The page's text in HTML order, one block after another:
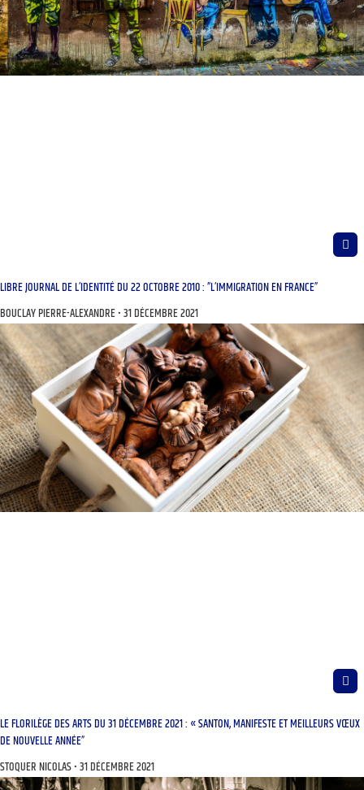
LIBRE JOURNAL DE L’IDENTITÉ DU 22 OCTOBRE 2010 : ”L’IMMIGRATION EN FRANCE”
BOUCLAY PIERRE-ALEXANDRE 31 DÉCEMBRE 2021
LE FLORILÈGE DES ARTS DU 31 DÉCEMBRE 2021 : « SANTON, MANIFESTE ET MEILLEURS VŒUX
DE NOUVELLE ANNÉE”
STOQUER NICOLAS 31 DÉCEMBRE 2021